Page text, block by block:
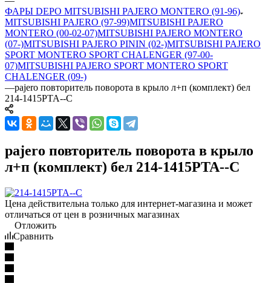
ФАРЫ DEPO MITSUBISHI PAJERO MONTERO (91-96)
MITSUBISHI PAJERO (97-99)MITSUBISHI PAJERO
MONTERO (00-02-07)MITSUBISHI PAJERO MONTERO
(07-)MITSUBISHI PAJERO PININ (02-)MITSUBISHI PAJERO
SPORT MONTERO SPORT CHALENGER (97-00-
07)MITSUBISHI PAJERO SPORT MONTERO SPORT
CHALENGER (09-)
—pajero повторитель поворота в крыло л+п (комплект) бел
214-1415PTA--C
pajero повторитель поворота в крыло
л+п (комплект) бел 214-1415PTA--C
Цена действительна только для интернет-магазина и может
отличаться от цен в розничных магазинах
Отложить
Сравнить